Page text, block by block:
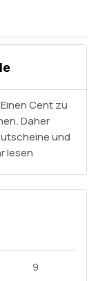
Cent zu
Daher
und
lesen
9